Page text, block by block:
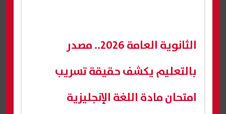
الثانوية العامة 2026.. مصدر
بالتعليم يكشف حقيقة تسريب
امتحان مادة اللغة الإنجليزية